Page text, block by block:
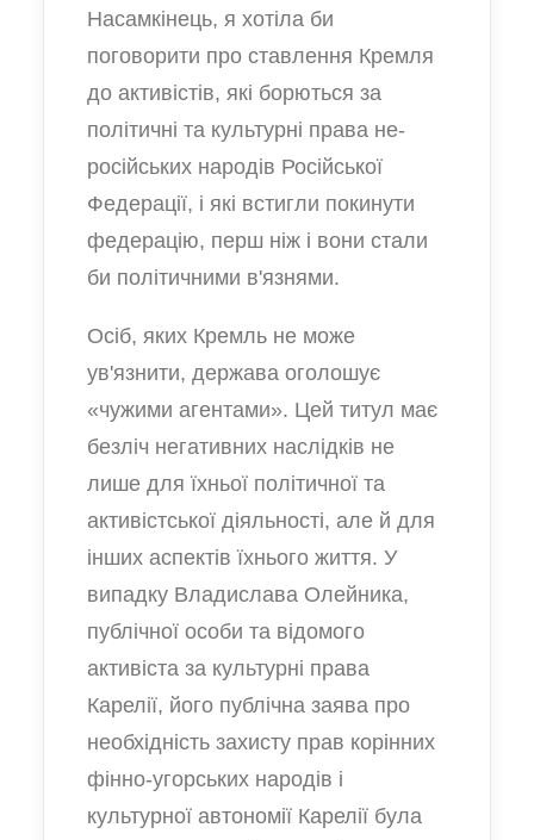
Насамкінець, я хотіла би
поговорити про ставлення Кремля
до активістів, які борються за
політичні та культурні права не-
російських народів Російської
Федерації, і які встигли покинути
федерацію, перш ніж і вони стали
би політичними в'язнями.
Осіб, яких Кремль не може
ув'язнити, держава оголошує
«чужими агентами». Цей титул має
безліч негативних наслідків не
лише для їхньої політичної та
активістської діяльності, але й для
інших аспектів їхнього життя. У
випадку Владислава Олейника,
публічної особи та відомого
активіста за культурні права
Карелії, його публічна заява про
необхідність захисту прав корінних
фінно-угорських народів і
культурної автономії Карелії була